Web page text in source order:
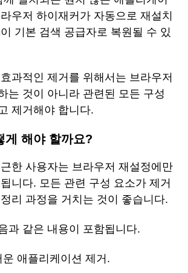
우저 하이재커가 자동으로 재설치
기본 검색 공급자로 복원될 수 있
과적인 제거를 위해서는 브라우저
는 것이 아니라 관련된 모든 구성
제거해야 합니다.
게 해야 할까요?
한 사용자는 브라우저 재설정에만
니다. 모든 관련 구성 요소가 제거
리 과정을 거치는 것이 좋습니다.
과 같은 내용이 포함됩니다.
운 애플리케이션 제거.